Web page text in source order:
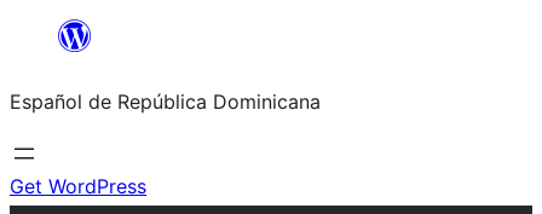
Saltar
contenido
Español de República Dominicana
Get WordPress